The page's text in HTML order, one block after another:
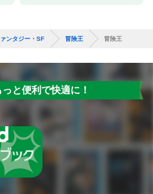
ンタジー・SF 冒険王 冒険王
と便利で快適に！